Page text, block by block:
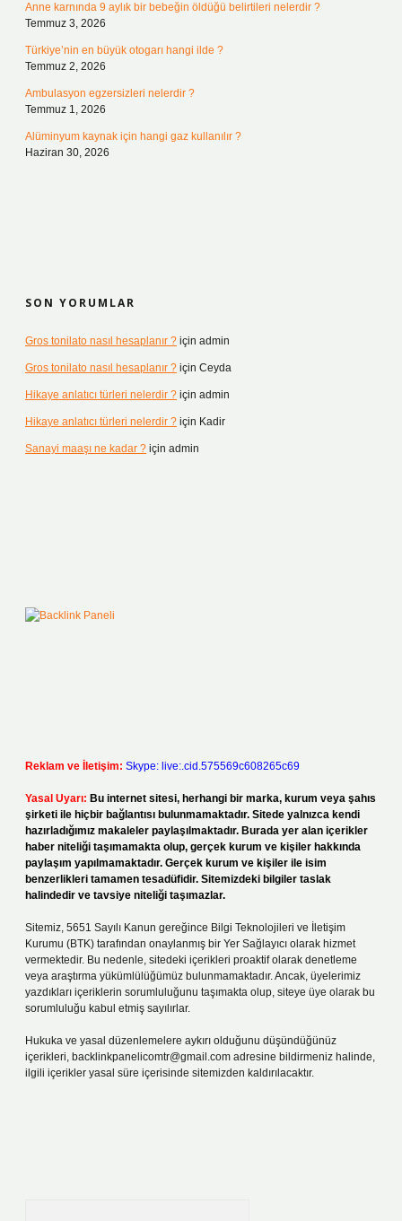
Anne karnında 9 aylık bir bebeğin öldüğü belirtileri nelerdir ?
Temmuz 3, 2026
Türkiye’nin en büyük otogarı hangi ilde ?
Temmuz 2, 2026
Ambulasyon egzersizleri nelerdir ?
Temmuz 1, 2026
Alüminyum kaynak için hangi gaz kullanılır ?
Haziran 30, 2026
SON YORUMLAR
Gros tonilato nasıl hesaplanır ? için admin
Gros tonilato nasıl hesaplanır ? için Ceyda
Hikaye anlatıcı türleri nelerdir ? için admin
Hikaye anlatıcı türleri nelerdir ? için Kadir
Sanayi maaşı ne kadar ? için admin
Reklam ve İletişim: Skype: live:.cid.575569c608265c69
Yasal Uyarı: Bu internet sitesi, herhangi bir marka, kurum veya şahıs
şirketi ile hiçbir bağlantısı bulunmamaktadır. Sitede yalnızca kendi
hazırladığımız makaleler paylaşılmaktadır. Burada yer alan içerikler
haber niteliği taşımamakta olup, gerçek kurum ve kişiler hakkında
paylaşım yapılmamaktadır. Gerçek kurum ve kişiler ile isim
benzerlikleri tamamen tesadüfidir. Sitemizdeki bilgiler taslak
halindedir ve tavsiye niteliği taşımazlar.
Sitemiz, 5651 Sayılı Kanun gereğince Bilgi Teknolojileri ve İletişim
Kurumu (BTK) tarafından onaylanmış bir Yer Sağlayıcı olarak hizmet
vermektedir. Bu nedenle, sitedeki içerikleri proaktif olarak denetleme
veya araştırma yükümlülüğümüz bulunmamaktadır. Ancak, üyelerimiz
yazdıkları içeriklerin sorumluluğunu taşımakta olup, siteye üye olarak bu
sorumluluğu kabul etmiş sayılırlar.
Hukuka ve yasal düzenlemelere aykırı olduğunu düşündüğünüz
içerikleri, backlinkpanelicomtr@gmail.com adresine bildirmeniz halinde,
ilgili içerikler yasal süre içerisinde sitemizden kaldırılacaktır.